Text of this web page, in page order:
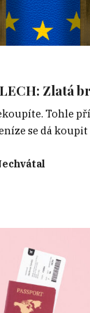
Zlatá
Tohle
se dá koupit